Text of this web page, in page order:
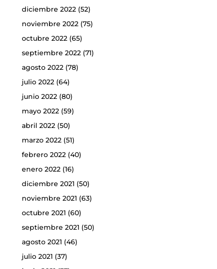
diciembre 2022(52)
noviembre 2022(75)
octubre 2022(65)
septiembre 2022(71)
agosto 2022(78)
julio 2022(64)
junio 2022(80)
mayo 2022(59)
abril 2022(50)
marzo 2022(51)
febrero 2022(40)
enero 2022(16)
diciembre 2021 (50)
noviembre 2021 (63)
octubre 2021 (60)
septiembre 2021 (50)
agosto 2021 (46)
julio 2021 (37)